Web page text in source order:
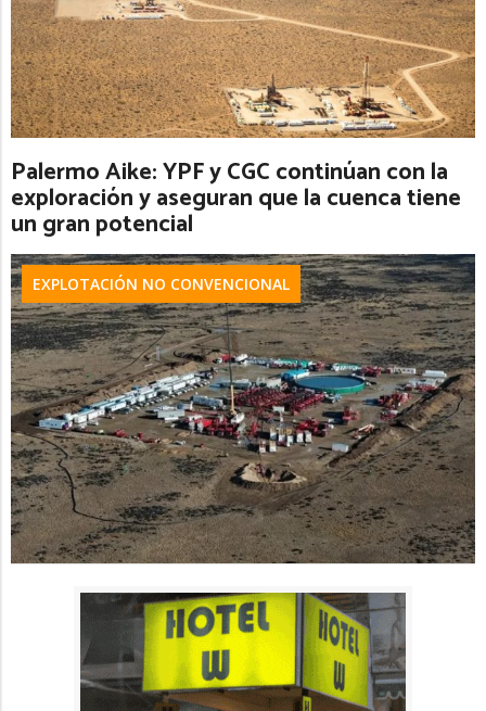
Palermo Aike: YPF y CGC continúan con la
exploración y aseguran que la cuenca tiene
un gran potencial
EXPLOTACIÓN NO CONVENCIONAL